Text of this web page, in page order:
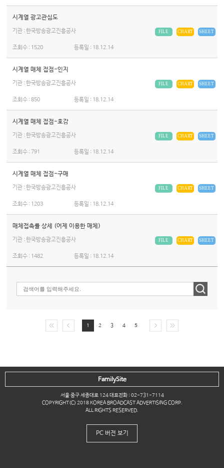
시계열 광고관심도
기관 : 한국방송광고진흥공사 SHEET
CHART
FILE
조회수 : 1520 등록일 : 18.12.14
시계열 매체 접점-인지
기관 : 한국방송광고진흥공사 SHEET
CHART
FILE
조회수 :850 등록일 : 18.12.14
시계열 매체 접점-호감
기관 : 한국방송광고진흥공사 SHEET
CHART
FILE
조회수 :791 등록일 : 18.12.14
시계열 매체 접점-구매
기관 : 한국방송광고진흥공사 SHEET
CHART
FILE
조회수 : 1203 등록일 : 18.12.14
매체접촉률 상세 (어제 이용한 매체)
기관 : 한국방송광고진흥공사 SHEET
CHART
FILE
조회수 : 1482 등록일 : 18.12.14
1 2 3 4 5
서울 중구 세종대로 124 대표전화 : 02-731-7114
COPYRIGHT(C) 2018 KOREA BROADCAST ADVERTISING CORP.
ALL RIGHTS RESERVED.
FamilySite
PC 버전 보기